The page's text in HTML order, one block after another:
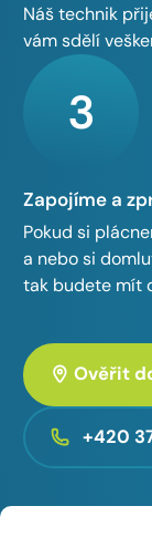
Náš technik
vám sdělí
3
Zapojíme a
Pokud si
a nebo si
tak budete mít
Ověřit
+420